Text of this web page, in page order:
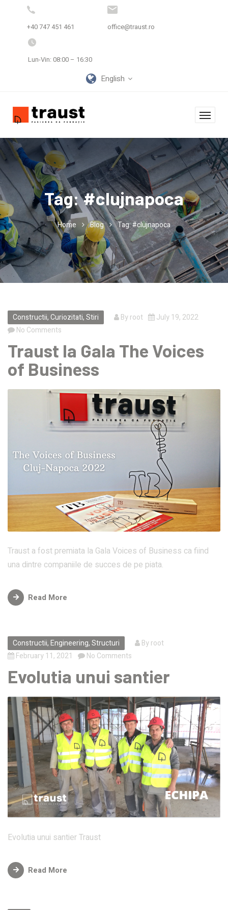
+40 747 451 461 office@traust.ro
Lun-Vin: 08:00 – 16:30
English
Tag:#clujnapoca
Home Blog Tag: #clujnapoca
Constructii,Curiozitati,Stiri Byroot
July 19, 2022
No Comments
Traust la Gala The Voices
of Business
Traust a fost premiata la Gala Voices of Business ca fiind
una dintre companiile de succes de pe piata.
Read More
Constructii,Engineering,Structuri Byroot
February 11, 2021
No Comments
Evolutia unui santier
Evolutia unui santier Traust
Read More